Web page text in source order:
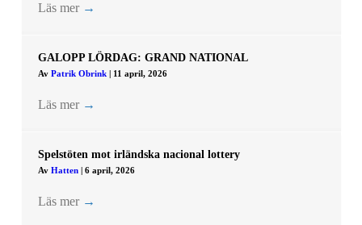
Läs mer →
GALOPP LÖRDAG: GRAND NATIONAL
Av Patrik Obrink 11 april, 2026
Läs mer →
Spelstöten mot irländska nacional lottery
Av Hatten 6 april, 2026
Läs mer →